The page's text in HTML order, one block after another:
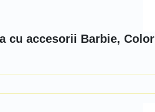
cu accesorii Barbie,